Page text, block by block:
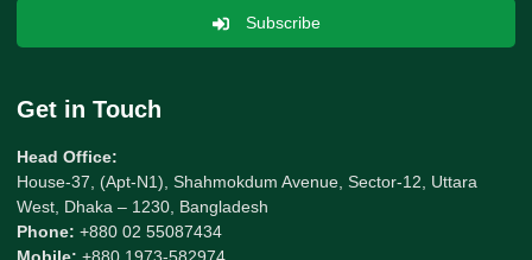
Subscribe
Get in Touch
Head Office:
House-37, (Apt-N1), Shahmokdum Avenue, Sector-12, Uttara
West, Dhaka – 1230, Bangladesh
Phone: +880 02 55087434